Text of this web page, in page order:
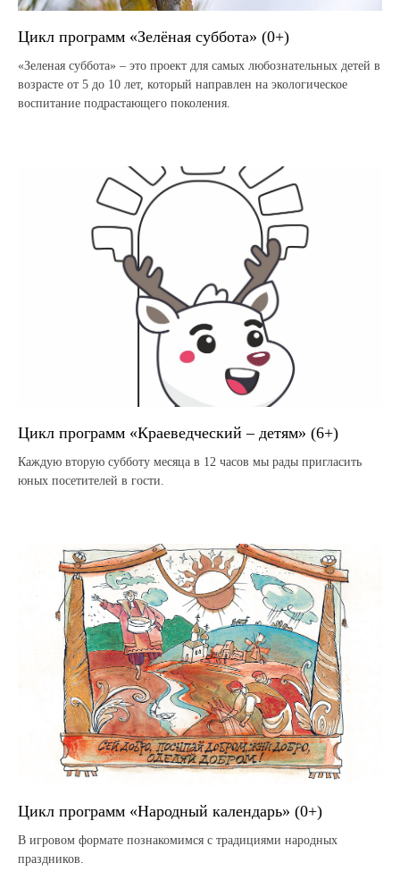
Цикл программ «Зелёная суббота» (0+)
«Зеленая суббота» – это проект для самых любознательных детей в
возрасте от 5 до 10 лет, который направлен на экологическое
воспитание подрастающего поколения.
Цикл программ «Краеведческий – детям» (6+)
Каждую вторую субботу месяца в 12 часов мы рады пригласить
юных посетителей в гости.
Цикл программ «Народный календарь» (0+)
В игровом формате познакомимся с традициями народных
праздников.